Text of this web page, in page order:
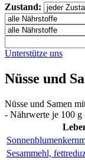
Zustand:
Unterstütze uns
Nüsse und
Nüsse und Samen
- Nährwerte je 100 g
Sesammehl,